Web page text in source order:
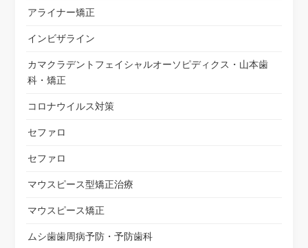
アライナー矯正
インビザライン
カマクラデントフェイシャルオーソピディクス・山本歯
科・矯正
コロナウイルス対策
セファロ
セファロ
マウスピース型矯正治療
マウスピース矯正
ムシ歯歯周病予防・予防歯科